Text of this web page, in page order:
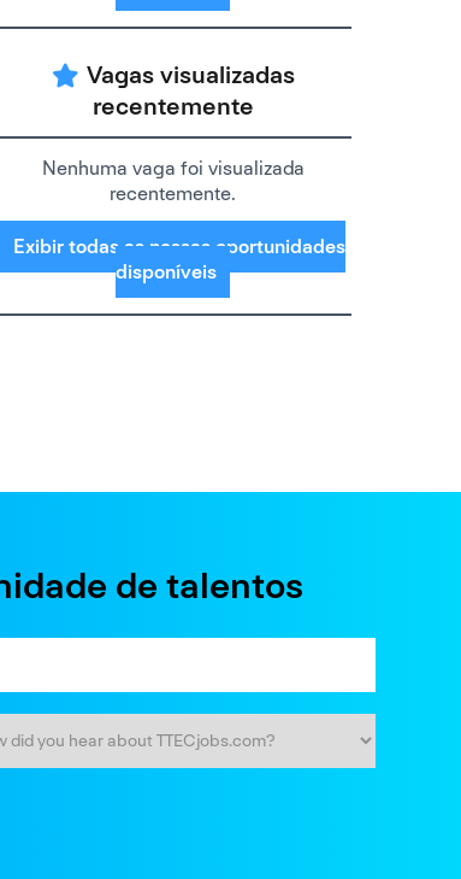
Vagas visualizadas
recentemente
Nenhuma vaga foi visualizada
recentemente.
Exibir todas as nossas oportunidades
disponíveis
de talentos